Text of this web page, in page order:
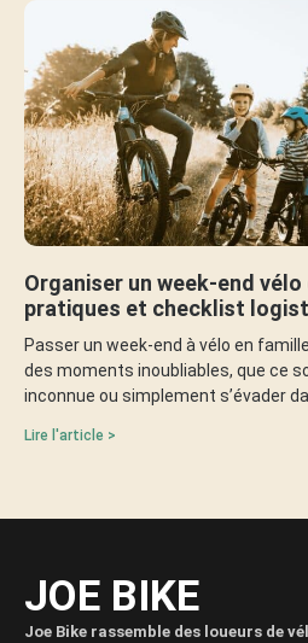
Organiser un week-end
pratiques et checklist
Passer un week-end à vélo en
des moments inoubliables, que ce
inconnue ou simplement s’évader
Lire l'article >
JOE BIKE
Joe Bike rassemble des loueurs de